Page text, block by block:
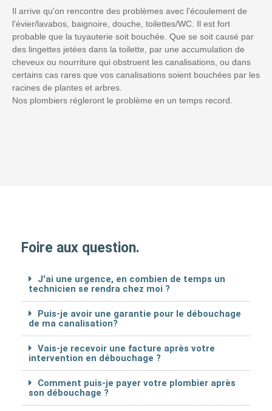
Il arrive qu'on rencontre des problèmes avec l’écoulement de
l’évier/lavabos, baignoire, douche, toilettes/WC. Il est fort
probable que la tuyauterie soit bouchée. Que se soit causé par
des lingettes jetées dans la toilette, par une accumulation de
cheveux ou nourriture qui obstruent les canalisations, ou dans
certains cas rares que vos canalisations soient bouchées par les
racines de plantes et arbres.
Nos plombiers régleront le problème en un temps record.
Foire aux question.
J'ai une urgence, en combien de temps un
technicien se rendra chez moi ?
Puis-je avoir une garantie pour le débouchage
de ma canalisation?
Vais-je recevoir une facture après votre
intervention en débouchage ?
Comment puis-je payer votre plombier après
son débouchage ?